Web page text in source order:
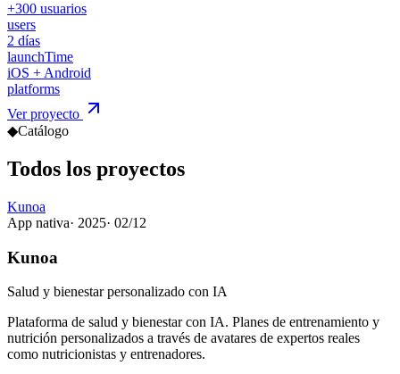
+300 usuarios
users
2 días
launchTime
iOS + Android
platforms
Ver proyecto
◆Catálogo
Todos los proyectos
Kunoa
App nativa· 2025· 02/12
Kunoa
Salud y bienestar personalizado con IA
Plataforma de salud y bienestar con IA. Planes de entrenamiento y
nutrición personalizados a través de avatares de expertos reales
como nutricionistas y entrenadores.